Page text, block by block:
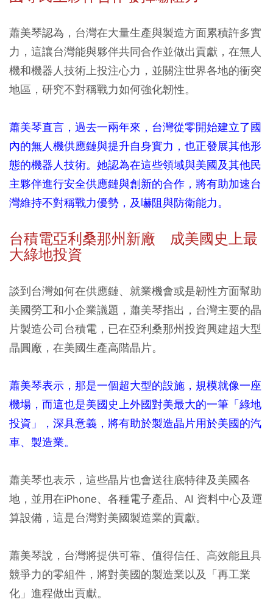
蕭美琴認為，台灣在大量生產與製造方面累積許多實
力，這讓台灣能與夥伴共同合作並做出貢獻，在無人
機和機器人技術上投注心力，並關注世界各地的衝突
地區，研究不對稱戰力如何強化韌性。
蕭美琴直言，過去一兩年來，台灣從零開始建立了國
內的無人機供應鏈與提升自身實力，也正發展其他形
態的機器人技術。她認為在這些領域與美國及其他民
主夥伴進行安全供應鏈與創新的合作，將有助加速台
灣維持不對稱戰力優勢，及嚇阻與防衛能力。
台積電亞利桑那州新廠 成美國史上最
大綠地投資
談到台灣如何在供應鏈、就業機會或是韌性方面幫助
美國勞工和小企業議題，蕭美琴指出，台灣主要的晶
片製造公司台積電，已在亞利桑那州投資興建超大型
晶圓廠，在美國生產高階晶片。
蕭美琴表示，那是一個超大型的設施，規模就像一座
機場，而這也是美國史上外國對美最大的一筆「綠地
投資」，深具意義，將有助於製造晶片用於美國的汽
車、製造業。
蕭美琴也表示，這些晶片也會送往底特律及美國各
地，並用在iPhone、各種電子產品、AI 資料中心及運
算設備，這是台灣對美國製造業的貢獻。
蕭美琴說，台灣將提供可靠、值得信任、高效能且具
競爭力的零組件，將對美國的製造業以及「再工業
化」進程做出貢獻。